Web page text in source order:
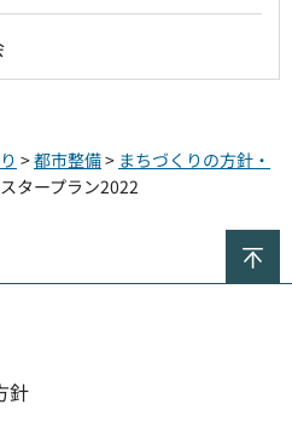
>都市整備> まちづくりの方針・
タープラン2022
針